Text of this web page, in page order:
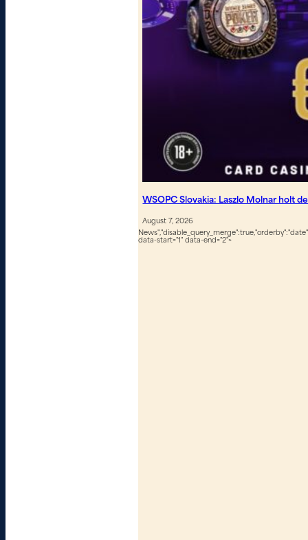
WSOPC Slovakia: Laszlo Molnar holt
August 7, 2026
data-start="1" data-end="2">